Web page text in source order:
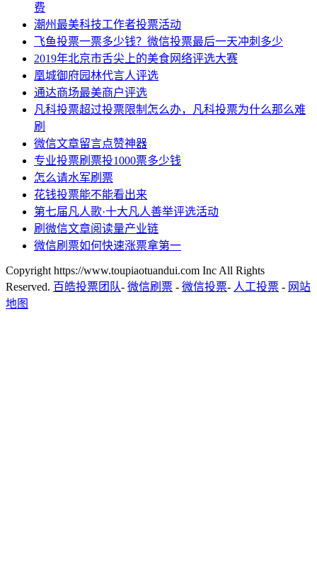
费
潮州最美科技工作者投票活动
飞鱼投票一票多少钱？微信投票最后一天冲刺多少
2019年北京市舌尖上的美食网络评选大赛
凰城御府园林代言人评选
通达商场最美商户评选
凡科投票超过投票限制怎么办，凡科投票为什么那么难
刷
微信文章留言点赞神器
专业投票刷票投1000票多少钱
怎么请水军刷票
花钱投票能不能看出来
第七届凡人歌·十大凡人善举评选活动
刷微信文章阅读量产业链
微信刷票如何快速涨票拿第一
Copyright https://www.toupiaotuandui.com Inc All Rights
Reserved. 百皓投票团队- 微信刷票 - 微信投票- 人工投票 - 网站
地图